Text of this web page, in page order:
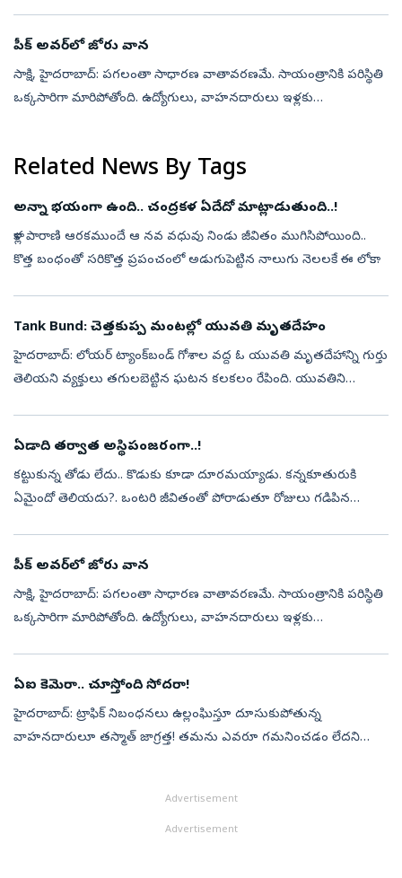
పీక్‌ అవర్‌లో జోరు వాన
సాక్షి, హైదరాబాద్‌: పగలంతా సాధారణ వాతావరణమే. సాయంత్రానికి పరిస్థితి
ఒక్కసారిగా మారిపోతోంది. ఉద్యోగులు, వాహనదారులు ఇళ్లకు
Related News By Tags
అన్నా భయంగా ఉంది.. చంద్రకళ ఏదేదో మాట్లాడుతుంది..!
కాళ్ల పారాణి ఆరకముందే ఆ నవ వధువు నిండు జీవితం ముగిసిపోయింది..
కొత్త బంధంతో సరికొత్త ప్రపంచంలో అడుగుపెట్టిన నాలుగు నెలలకే ఈ లోకాన్నే
Tank Bund: చెత్తకుప్ప మంటల్లో యువతి మృతదేహం
హైదరాబాద్: లోయర్‌ ట్యాంక్‌బండ్‌ గోశాల వద్ద ఓ యువతి మృతదేహాన్ని గుర్తు
తెలియని వ్యక్తులు తగులబెట్టిన ఘటన కలకలం రేపింది. యువతిని
ఏడాది తర్వాత అస్థిపంజరంగా..!
కట్టుకున్న తోడు లేదు.. కొడుకు కూడా దూరమయ్యాడు. కన్నకూతురుకి
ఏమైందో తెలియదు?. ఒంటరి జీవితంతో పోరాడుతూ రోజులు గడిపిన
పీక్‌ అవర్‌లో జోరు వాన
సాక్షి, హైదరాబాద్‌: పగలంతా సాధారణ వాతావరణమే. సాయంత్రానికి పరిస్థితి
ఒక్కసారిగా మారిపోతోంది. ఉద్యోగులు, వాహనదారులు ఇళ్లకు
ఏఐ కెమెరా.. చూస్తోంది సోదరా!
హైదరాబాద్‌: ట్రాఫిక్‌ నిబంధనలు ఉల్లంఘిస్తూ దూసుకుపోతున్న
వాహనదారులూ తస్మాత్‌ జాగ్రత్త! తమను ఎవరూ గమనించడం లేదని
Advertisement
Advertisement